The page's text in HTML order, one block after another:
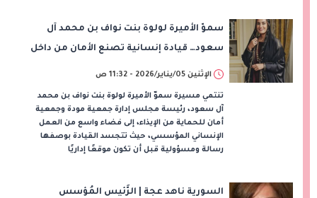
سموّ الأميرة لولوة بنت نواف بن محمد آل
سعود… قيادة إنسانية تصنع الأمان من داخل
الأسرة
الإثنين 05/يناير/2026 - 11:32 ص
تنتمي مسيرة سموّ الأميرة لولوة بنت نواف بن محمد
آل سعود، رئيسة مجلس إدارة جمعية مودة وجمعية
أمان للحماية من الإيذاء، إلى فضاء واسع من العمل
الإنساني المؤسسي، حيث تتجسد القيادة بوصفها
رسالة ومسؤولية قبل أن تكون موقعًا إداريًا
السورية ناهد عجة | الرَّئيس المُؤسس